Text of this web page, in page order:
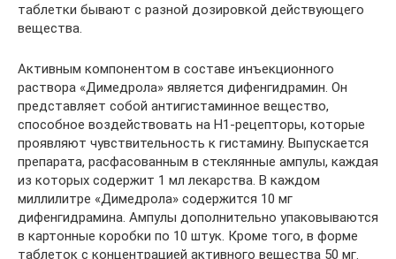
таблетки бывают с разной дозировкой действующего
вещества.
Активным компонентом в составе инъекционного
раствора «Димедрола» является дифенгидрамин. Он
представляет собой антигистаминное вещество,
способное воздействовать на Н1-рецепторы, которые
проявляют чувствительность к гистамину. Выпускается
препарата, расфасованным в стеклянные ампулы, каждая
из которых содержит 1 мл лекарства. В каждом
миллилитре «Димедрола» содержится 10 мг
дифенгидрамина. Ампулы дополнительно упаковываются
в картонные коробки по 10 штук. Кроме того, в форме
таблеток с концентрацией активного вещества 50 мг.